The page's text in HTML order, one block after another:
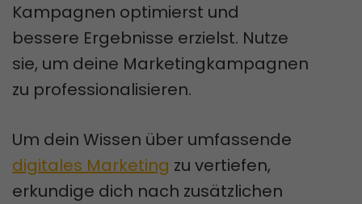
Kampagnen optimierst und
bessere Ergebnisse erzielst. Nutze
sie, um deine Marketingkampagnen
zu professionalisieren.
Um dein Wissen über umfassende
digitales Marketing zu vertiefen,
erkundige dich nach zusätzlichen